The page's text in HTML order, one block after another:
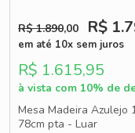
R$ 1.890,00 R$
em até 10x sem juros
R$ 1.615,95
à vista com 10% de
Mesa Madeira Azulejo
78cm pta - Luar